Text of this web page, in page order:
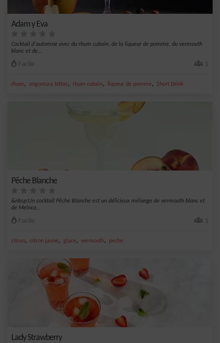
Adam y Eva
Cocktail d'automne avec du rhum cubain, de la liqueur de pomme, du vermouth
blanc et de...
Facile 1
rhum, angostura bitter, rhum cubain, liqueur de pomme, Short Drink
Pêche Blanche
&nbsp;Un cocktail Pêche Blanche est un délicieux mélange de vermouth blanc et
de Meloco...
Facile 1
citron, citron jaune, glace, vermouth, peche
Lady Strawberry